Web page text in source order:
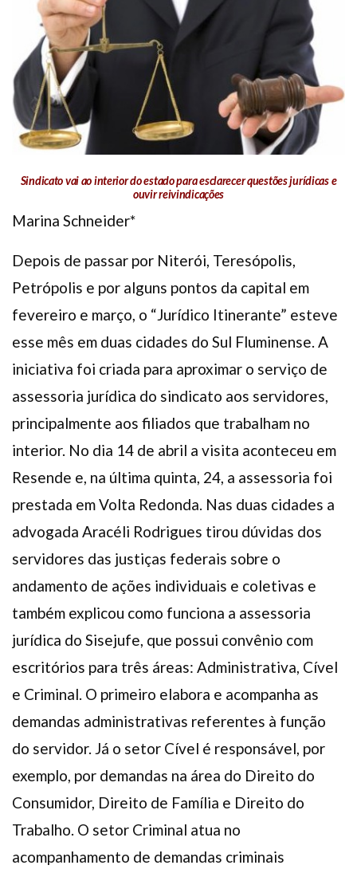
Sindicato vai ao interior do estado para esclarecer questões jurídicas e
ouvir reivindicações
Marina Schneider*
Depois de passar por Niterói, Teresópolis,
Petrópolis e por alguns pontos da capital em
fevereiro e março, o “Jurídico Itinerante” esteve
esse mês em duas cidades do Sul Fluminense. A
iniciativa foi criada para aproximar o serviço de
assessoria jurídica do sindicato aos servidores,
principalmente aos filiados que trabalham no
interior. No dia 14 de abril a visita aconteceu em
Resende e, na última quinta, 24, a assessoria foi
prestada em Volta Redonda. Nas duas cidades a
advogada Aracéli Rodrigues tirou dúvidas dos
servidores das justiças federais sobre o
andamento de ações individuais e coletivas e
também explicou como funciona a assessoria
jurídica do Sisejufe, que possui convênio com
escritórios para três áreas: Administrativa, Cível
e Criminal. O primeiro elabora e acompanha as
demandas administrativas referentes à função
do servidor. Já o setor Cível é responsável, por
exemplo, por demandas na área do Direito do
Consumidor, Direito de Família e Direito do
Trabalho. O setor Criminal atua no
acompanhamento de demandas criminais
Plano de Saúde
Assistência Funeral
Pós-graduação
Facebook
Twitter TikTok Whatsapp